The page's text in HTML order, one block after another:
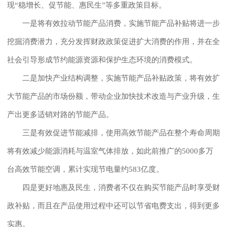
现“稳增长、促节能、惠民生”等多重政策目标。
一是将有效拉动节能产品消费，实施节能产品补贴将进一步
挖掘消费潜力，充分发挥财政政策促进扩大消费的作用，并在全
社会引导形成节约能源资源和保护生态环境的消费模式。
二是加快产业结构调整，实施节能产品补贴政策，将有效扩
大节能产品的市场份额，带动企业加快技术改造与产业升级，生
产出更多适销对路的节能产品。
三是有效促进节能减排，使用高效节能产品在整个寿命周期
将有效减少能源消耗与温室气体排放，如此前推广的5000多万
台高效节能空调，累计实现节电量约583亿度。
四是更好地惠及民生，消费者不仅在购买节能产品时享受财
政补贴，而且在产品使用过程中还可以节省电费支出，得到更多
实惠。